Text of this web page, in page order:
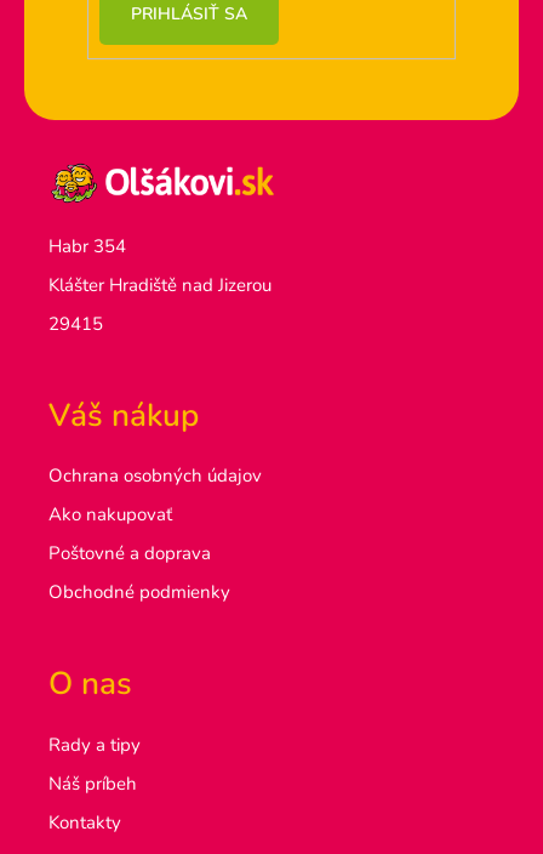
PRIHLÁSIŤ SA
Habr 354
Klášter Hradiště nad Jizerou
29415
Váš nákup
Ochrana osobných údajov
Ako nakupovať
Poštovné a doprava
Obchodné podmienky
O nas
Rady a tipy
Náš príbeh
Kontakty